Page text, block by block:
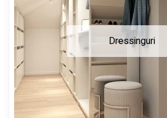
Dressinguri